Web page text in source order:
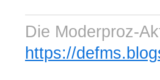
Die Moderproz-
https://